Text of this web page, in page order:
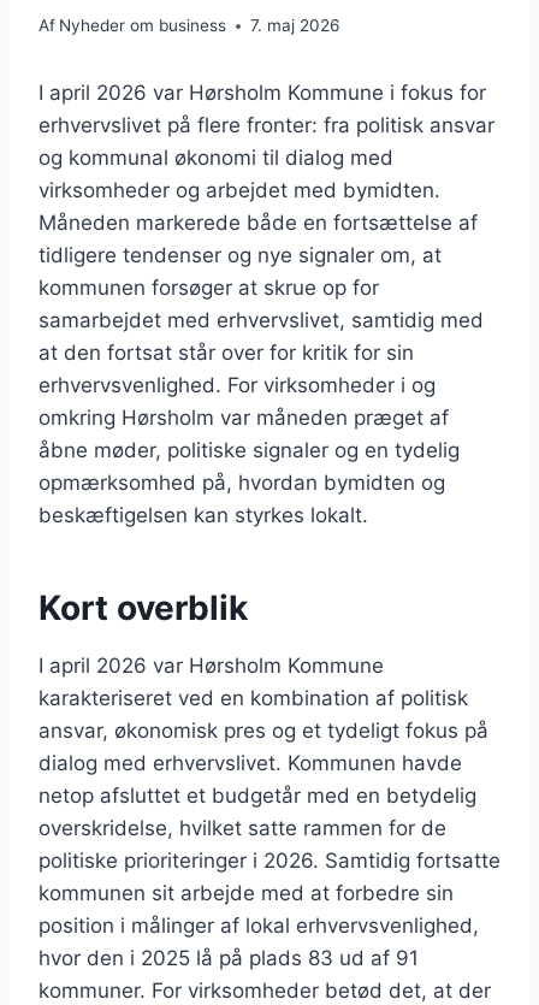
Af Nyheder om business 7. maj 2026
I april 2026 var Hørsholm Kommune i fokus for
erhvervslivet på flere fronter: fra politisk ansvar
og kommunal økonomi til dialog med
virksomheder og arbejdet med bymidten.
Måneden markerede både en fortsættelse af
tidligere tendenser og nye signaler om, at
kommunen forsøger at skrue op for
samarbejdet med erhvervslivet, samtidig med
at den fortsat står over for kritik for sin
erhvervsvenlighed. For virksomheder i og
omkring Hørsholm var måneden præget af
åbne møder, politiske signaler og en tydelig
opmærksomhed på, hvordan bymidten og
beskæftigelsen kan styrkes lokalt.
Kort overblik
I april 2026 var Hørsholm Kommune
karakteriseret ved en kombination af politisk
ansvar, økonomisk pres og et tydeligt fokus på
dialog med erhvervslivet. Kommunen havde
netop afsluttet et budgetår med en betydelig
overskridelse, hvilket satte rammen for de
politiske prioriteringer i 2026. Samtidig fortsatte
kommunen sit arbejde med at forbedre sin
position i målinger af lokal erhvervsvenlighed,
hvor den i 2025 lå på plads 83 ud af 91
kommuner. For virksomheder betød det, at der